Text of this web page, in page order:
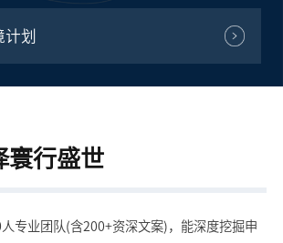
划
寰行盛世
专业团队(含200+资深文案)，能深度挖掘申